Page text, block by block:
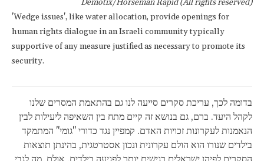
Demotix/Horseman Rapid (All rights reserved)
'Wedge issues', like water allocation, provide openings for
human rights dialogue in an Israeli community typically
supportive of any measure justified as necessary to promote its
security.
בדומה לכך, עריכת סקרים סייעה לנו גם בהתאמת המסרים שלנו
לקהל היעד. ברם, גם בנושא זה קיים מתח בין השאיפה ליעילות לבין
הנאמנות לעקרונות זכויות האדם. קמפיין נגד כדורי "גומי" המתמקד
בילדים שנורו הוא הולם עקרונית ונכון אסטרטגית, בהינתן תוצאות